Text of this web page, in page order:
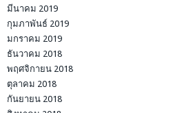
มีนาคม 2019
กุมภาพันธ์ 2019
มกราคม 2019
ธันวาคม 2018
พฤศจิกายน 2018
ตุลาคม 2018
กันยายน 2018